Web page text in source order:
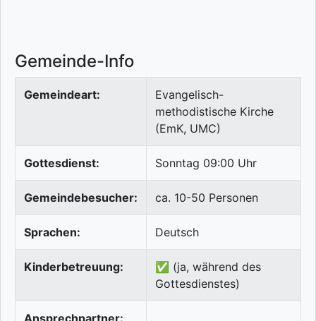
Gemeinde-Info
Gemeindeart:
Evangelisch-
methodistische Kirche
(EmK, UMC)
Gottesdienst: Sonntag 09:00 Uhr
Gemeindebesucher: ca. 10-50 Personen
Sprachen: Deutsch
Kinderbetreuung:
✅ (ja, während des
Gottesdienstes)